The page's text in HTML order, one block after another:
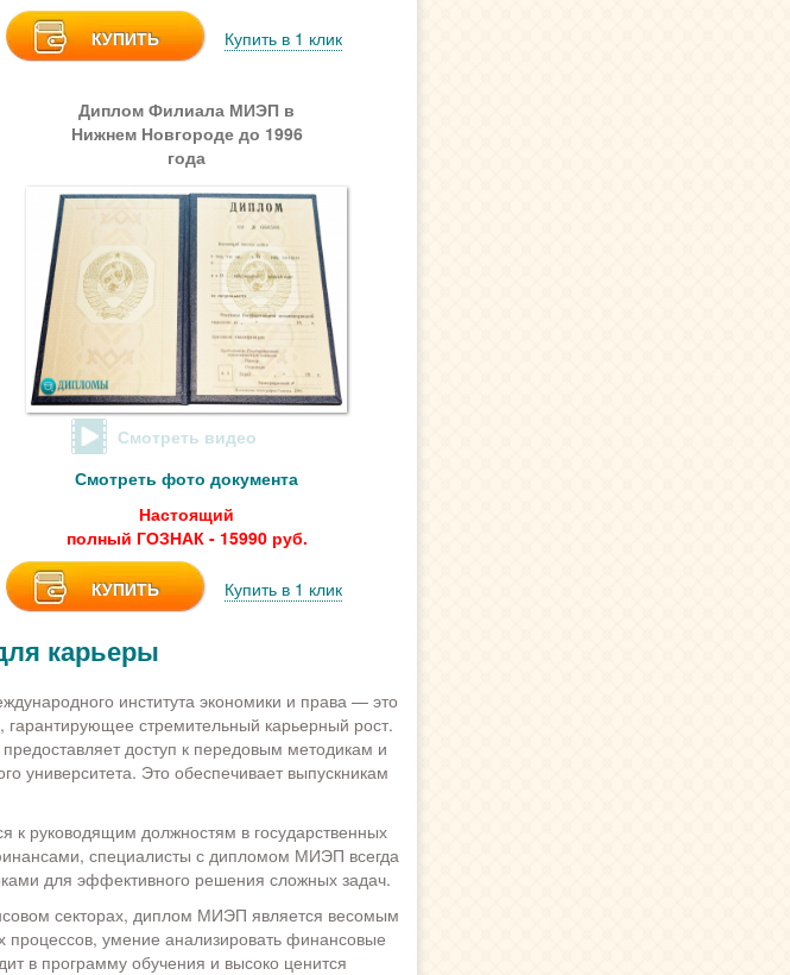
КУПИТЬ Купить в 1 клик
Диплом Филиала МИЭП в
Нижнем Новгороде до 1996
года
Смотреть видео
Смотреть фото документа
Настоящий
полный ГОЗНАК - 15990 руб.
КУПИТЬ Купить в 1 клик
карьеры
института экономики и права — это
стремительный карьерный рост.
доступ к передовым методикам и
университета. Это обеспечивает выпускникам
руководящим должностям в государственных
специалисты с дипломом МИЭП всегда
для эффективного решения сложных задач.
секторах, диплом МИЭП является весомым
умение анализировать финансовые
в программу обучения и высоко ценится